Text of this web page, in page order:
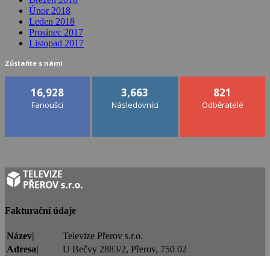
Únor 2018
Leden 2018
Prosinec 2017
Listopad 2017
Zůstaňte s námi
16,928
Fanoušci
3,663
Následovníci
821
Odběratelé
Fakturační údaje
Název|
Televize Přerov s.r.o.
Adresa|
U Bečvy 2883/2, Přerov, 750 02